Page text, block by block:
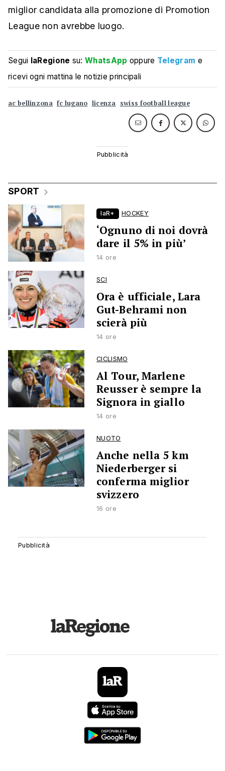
miglior candidata alla promozione di Promotion
League non avrebbe luogo.
Segui laRegione su:WhatsApp oppure Telegram e
ricevi ogni mattina le notizie principali
ac bellinzona fc lugano licenza swiss football league
SPORT
laR+ HOCKEY
‘Ognuno di noi dovrà
dare il 5% in più’
14 ore
SCI
Ora è ufficiale, Lara
Gut-Behrami non
scierà più
14 ore
CICLISMO
Al Tour, Marlene
Reusser è sempre la
Signora in giallo
14 ore
NUOTO
Anche nella 5 km
Niederberger si
conferma miglior
svizzero
16 ore